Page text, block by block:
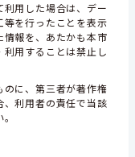
用した場合は、デー
等を行ったことを表示
情報を、あたかも本市
用することは禁止し
に、第三者が著作権
利用者の責任で当該